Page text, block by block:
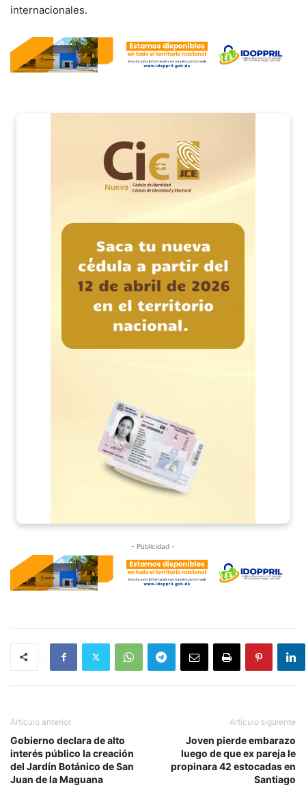
internacionales.
- Publicidad -
Artículo anterior
Gobierno declara de alto
interés público la creación
del Jardín Botánico de San
Juan de la Maguana
Artículo siguiente
Joven pierde embarazo
luego de que ex pareja le
propinara 42 estocadas en
Santiago